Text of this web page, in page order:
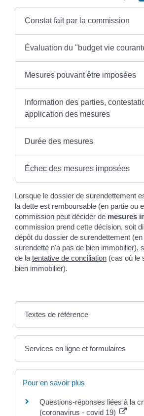
Constat fait par la commission
Évaluation du "budget vie
Mesures pouvant être imposées
Information des parties,
application des mesures
Durée des mesures
Échec des mesures imposées
Lorsque le dossier de surendettement
la dette est remboursable (en partie ou
commission peut décider de mesures
commission prend cette décision, soit
dépôt du dossier de surendettement
surendetté n'a pas de bien immobilier),
de la tentative de conciliation (cas où le
bien immobilier).
Textes de référence
Services en ligne et formulaires
Pour en savoir plus
Questions-réponses liées à la
(coronavirus - covid 19)